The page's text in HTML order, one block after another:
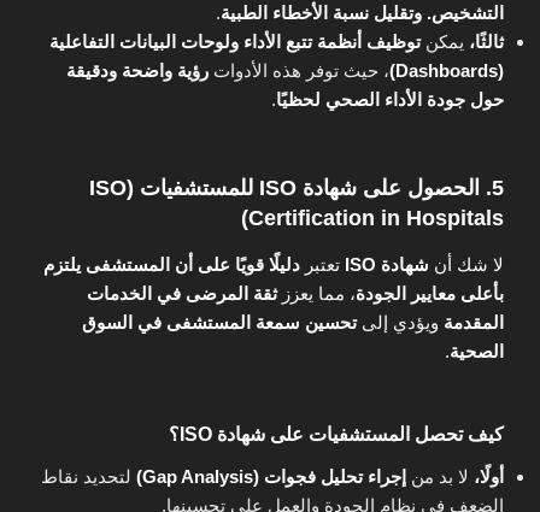
التشخيص. وتقليل نسبة الأخطاء الطبية.
ثالثًا، يمكنتوظيف أنظمة تتبع الأداء ولوحات البيانات التفاعلية
(Dashboards)
، حيث توفر هذه الأدوات رؤية واضحة ودقيقة
حول جودة الأداء الصحي لحظيًا.
5. الحصول على شهادة ISO للمستشفيات (ISO
Certification in Hospitals)
لا شك أن شهادة ISO تعتبر دليلًا قويًا على أن المستشفى يلتزم
بأعلى معايير الجودة، مما يعززثقة المرضى في الخدمات
المقدمة ويؤدي إلىتحسين سمعة المستشفى في السوق
الصحية.
كيف تحصل المستشفيات على شهادة ISO؟
أولًا، لا بد من إجراء تحليل فجوات (Gap Analysis)
لتحديد نقاط
الضعف في نظام الجودة والعمل على تحسينها.